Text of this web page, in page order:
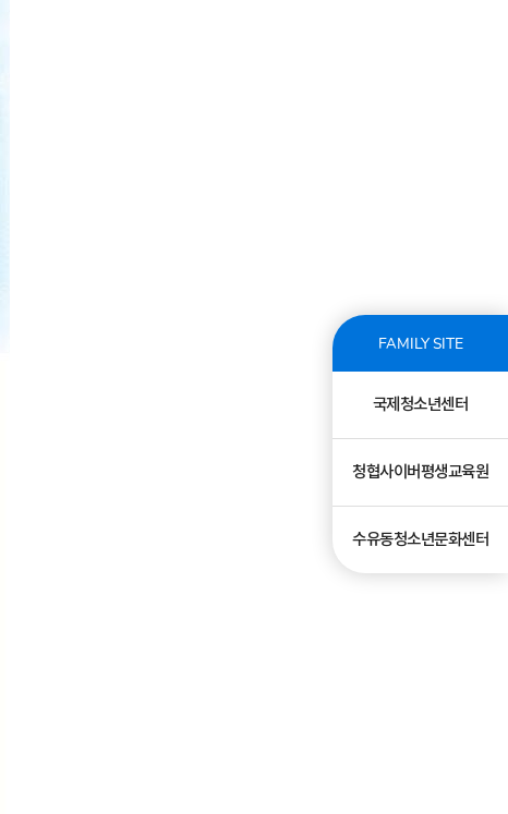
FAMILY SITE
국제청소년센터
청협사이버평생교육원
수유동청소년문화센터